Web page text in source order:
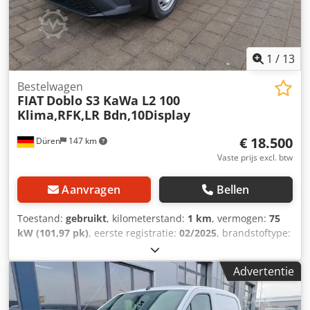
start-stop-automaat, tractiecontrole (ASR),
buitentemperatuurmeter, achteruitrijcamera,
dagrijverlichting, voorste gordijnairbags, centrale
vergrendeling met afstandsbediening, DAB+ digitale radio,
noodremassistent, vermoeidheidswaarschuwingssysteem,
spraakbesturing, verkeersbordherkenning, stalen velgen,
grootlichtassistent, zomerbanden, schuifdeur rechts,
snelheidsbegrenzer, Android Auto, Apple CarPlay,
voorbehouden. Voorraadnummer 351 Dsdjwr Em Hepfx
1 / 13
Düren 147 km
Bestelwagen
FIAT Doblo S3 KaWa L2 100
Klima,RFK,LR Bdn,10Display
€ 18.500
Vaste prijs excl. btw
Aanvragen Bellen
Toestand: gebruikt, kilometerstand: 1 km, vermogen: 75
kW (101,97 pk), eerste registratie: 02/2025, brandstoftype:
, volgende keuring (TÜV):
08/2028, brandstof:diesel, energie-efficiëntie:A, kleur:
wit
, soort overbrenging:mechanisch, aantal zitplaatsen:2,
Uitrusting:
airbag, airconditioning, boordcomputer,
centrale vergrendeling, cruise control, elektronisch
Advertentie